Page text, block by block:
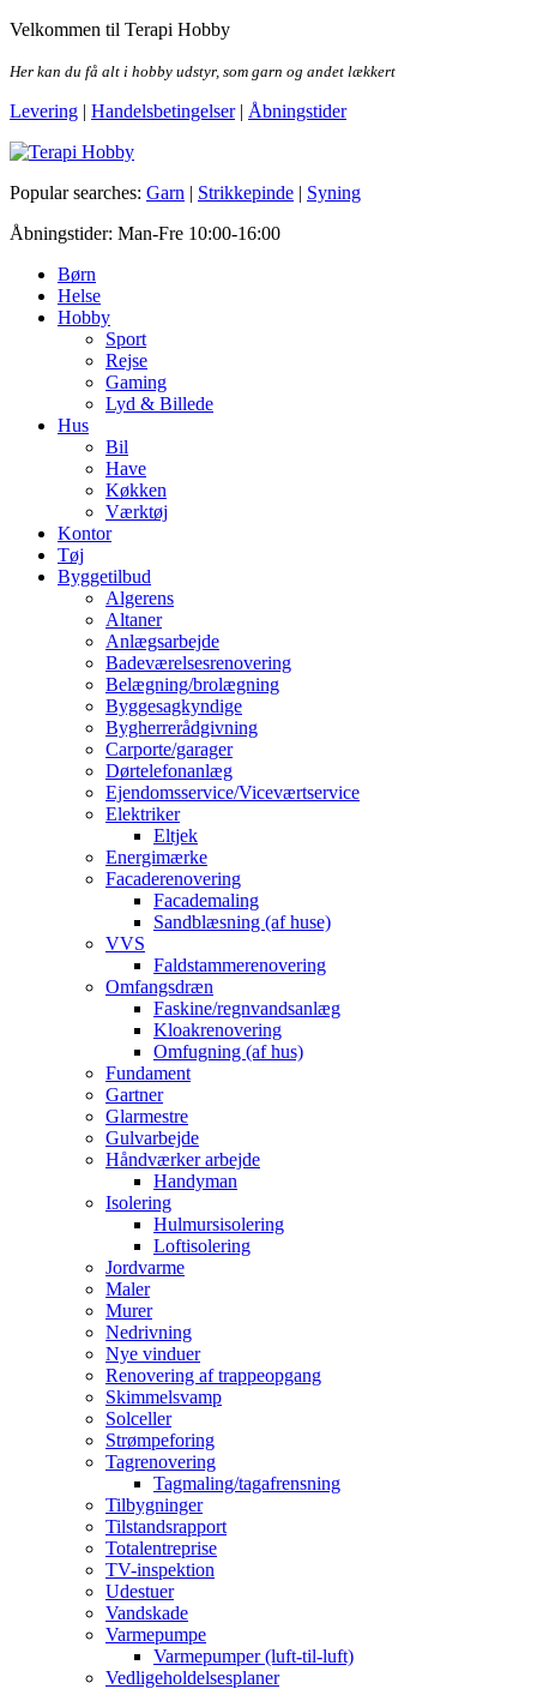
Skip
the
Velkommen til Terapi Hobby
Her kan du få alt i hobby udstyr, som garn og andet lækkert
Levering | Handelsbetingelser| Åbningstider
Terapi Hobby
Popular searches: Garn | Strikkepinde | Syning
Åbningstider: Man-Fre 10:00-16:00
Børn
Helse
Hobby
Sport
Rejse
Gaming
Lyd & Billede
Hus
Bil
Have
Køkken
Værktøj
Kontor
Tøj
Byggetilbud
Algerens
Altaner
Anlægsarbejde
Badeværelsesrenovering
Belægning/brolægning
Byggesagkyndige
Bygherrerådgivning
Carporte/garager
Dørtelefonanlæg
Ejendomsservice/Viceværtservice
Elektriker
Eltjek
Energimærke
Facaderenovering
Facademaling
Sandblæsning (af huse)
VVS
Faldstammerenovering
Omfangsdræn
Faskine/regnvandsanlæg
Kloakrenovering
Omfugning (af hus)
Fundament
Gartner
Glarmestre
Gulvarbejde
Håndværker arbejde
Handyman
Isolering
Hulmursisolering
Loftisolering
Jordvarme
Maler
Murer
Nedrivning
Nye vinduer
Renovering af trappeopgang
Skimmelsvamp
Solceller
Strømpeforing
Tagrenovering
Tagmaling/tagafrensning
Tilbygninger
Tilstandsrapport
Totalentreprise
TV-inspektion
Udestuer
Vandskade
Varmepumpe
Varmepumper (luft-til-luft)
Vedligeholdelsesplaner